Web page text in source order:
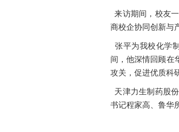
来访期间，校友
商校企协同创新与
张平为我校化学
间，他深情回顾在
攻关，促进优质科
天津力生制药股
书记程家高、鲁华